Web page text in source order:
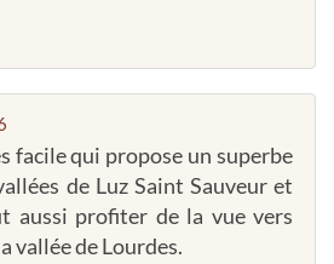
facile qui propose un superbe
de Luz Saint Sauveur et
aussi profiter de la vue vers
vallée de Lourdes.